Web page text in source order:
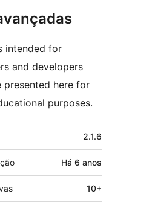
intended for
and developers
presented here for
purposes.
2.1.6
Há 6 anos
10+